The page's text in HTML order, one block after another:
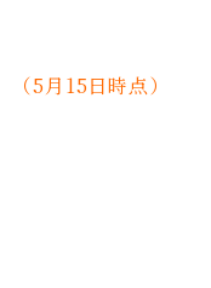
（5月15日時点）